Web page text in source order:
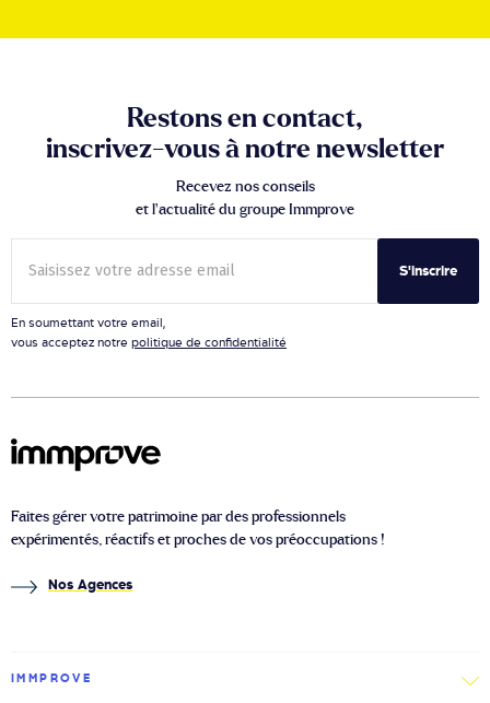
Restons en contact,
inscrivez-vous à notre newsletter
Recevez nos conseils
et l’actualité du groupe Immprove
S'inscrire
En soumettant votre email,
vous acceptez notre politique de confidentialité
Faites gérer votre patrimoine par des professionnels
expérimentés, réactifs et proches de vos préoccupations !
Nos Agences
IMMPROVE